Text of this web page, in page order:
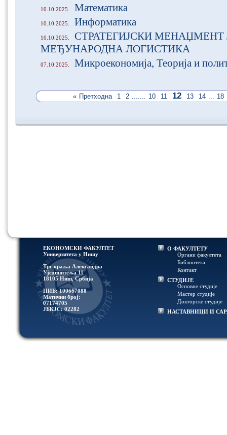
10.10.2025. Математика
10.10.2025. Информатика
10.10.2025.
СТРАТЕГИЈСКИ МЕНАЏМЕНТ
МЕЂУНАРОДНА ЛОГИСТИКА
07.10.2025. Микроекономија, Теорија и
« Претходна 1 2 ....... 10 11 12 13 14 ... 18
ЕКОНОМСКИ ФАКУЛТЕТ
Универзитетa у Нишу
Трг краља Александра
Ујединитеља 11
18105 Ниш, Србија
ПИБ: 100667088
Матични број:
07174705
ЈБКЈС: 02282
О ФАКУЛТЕТУ
Органи факултета
Библиотека
Контакт
СТУДИЈЕ
Основне студије
Мастер студије
Докторске студије
НАСТАВНИЦИ И